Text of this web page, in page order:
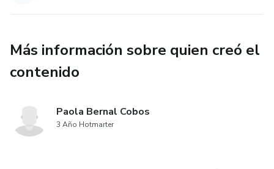
Más información sobre quien creó el
contenido
Paola Bernal Cobos
3 Año Hotmarter